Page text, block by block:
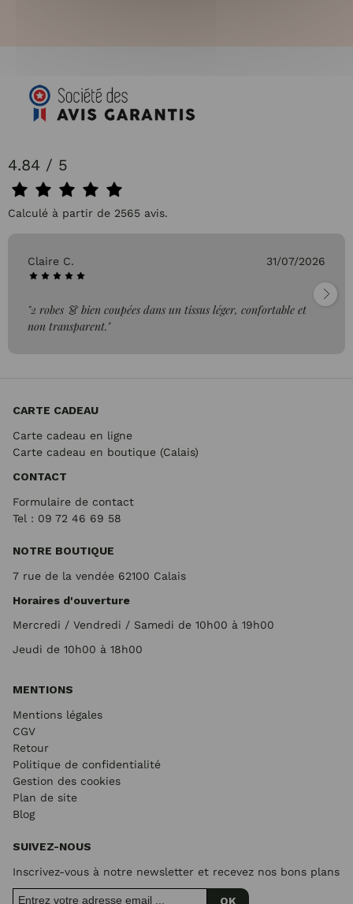
4.84 / 5
Calculé à partir de 2565 avis.
Claire C. 31/07/2026
"2 robes 👗 bien coupées dans un tissus léger, confortable et
non transparent."
CARTE CADEAU
Carte cadeau en ligne
Carte cadeau en boutique (Calais)
CONTACT
Formulaire de contact
Tel : 09 72 46 69 58
NOTRE BOUTIQUE
7 rue de la vendée 62100 Calais
Horaires d'ouverture
Mercredi / Vendredi / Samedi de 10h00 à 19h00
Jeudi de 10h00 à 18h00
MENTIONS
Mentions légales
CGV
Retour
Politique de confidentialité
Gestion des cookies
Plan de site
Blog
SUIVEZ-NOUS
Inscrivez-vous à notre newsletter et recevez nos bons plans
OK